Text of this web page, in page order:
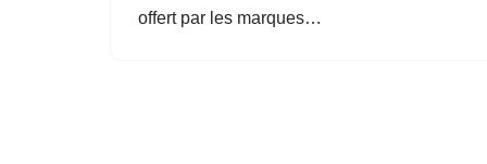
offert par les marques…